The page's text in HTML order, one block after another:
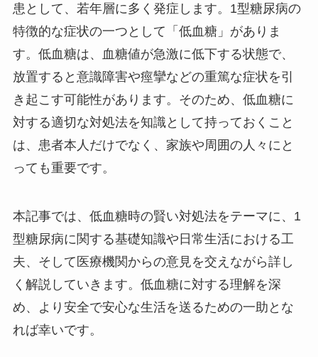
患として、若年層に多く発症します。1型糖尿病の
特徴的な症状の一つとして「低血糖」がありま
す。低血糖は、血糖値が急激に低下する状態で、
放置すると意識障害や痙攣などの重篤な症状を引
き起こす可能性があります。そのため、低血糖に
対する適切な対処法を知識として持っておくこと
は、患者本人だけでなく、家族や周囲の人々にと
っても重要です。
本記事では、低血糖時の賢い対処法をテーマに、1
型糖尿病に関する基礎知識や日常生活における工
夫、そして医療機関からの意見を交えながら詳し
く解説していきます。低血糖に対する理解を深
め、より安全で安心な生活を送るための一助とな
れば幸いです。